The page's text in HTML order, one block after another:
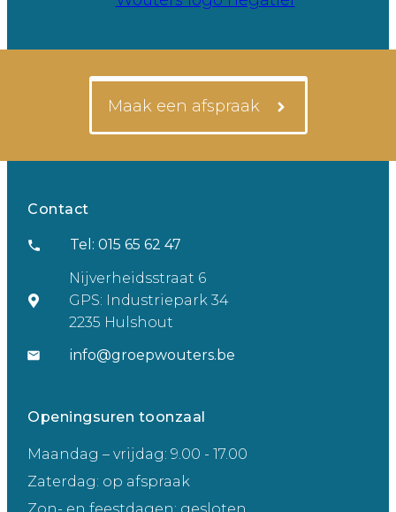
Maak een afspraak
Contact
Tel: 015 65 62 47
Nijverheidsstraat 6
GPS: Industriepark 34
2235 Hulshout
info@groepwouters.be
Openingsuren toonzaal
Maandag – vrijdag: 9.00 - 17.00
Zaterdag: op afspraak